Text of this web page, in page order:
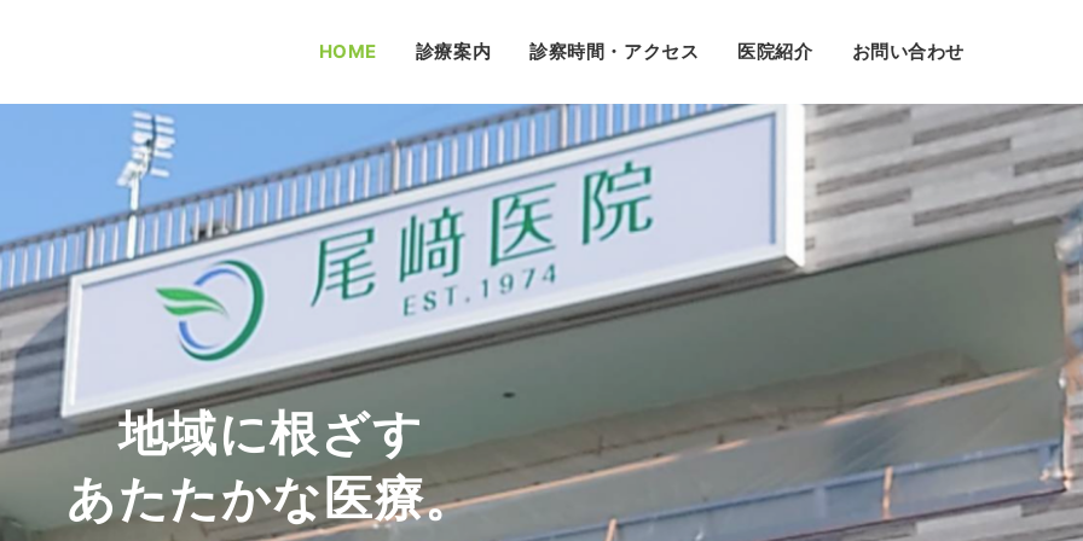
HOME 診療案内 診察時間・アクセス 医院紹介 お問い合わせ
地域に根ざす
あたたかな医療。
「話しにくいこと」も
して相談できるように。
家族みんなの
かりつけ医院として。